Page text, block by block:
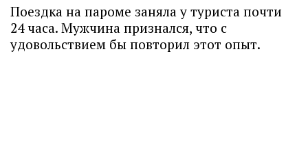
Поездка на пароме заняла у туриста почти
24 часа. Мужчина признался, что с
удовольствием бы повторил этот опыт.